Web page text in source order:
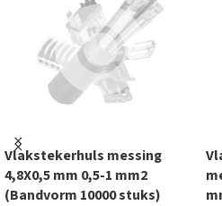
Vlakstekerhuls messing
4,8X0,5 mm 0,5-1 mm2
(Bandvorm 10000 stuks)